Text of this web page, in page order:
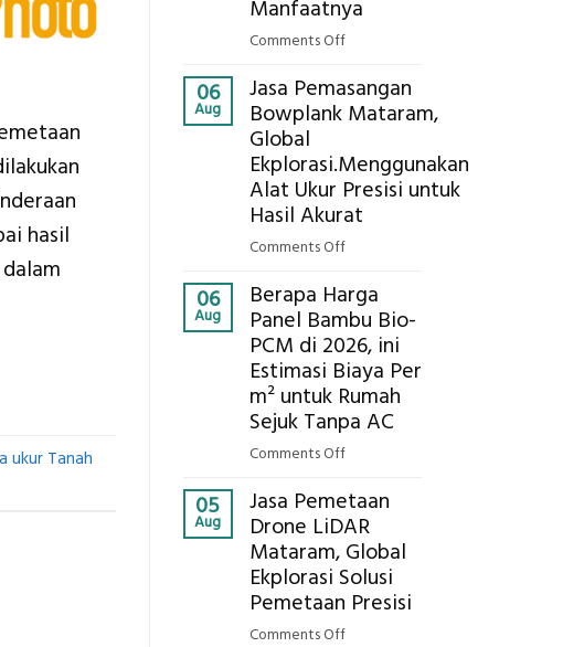
hasil
ukur Tanah
Pastikan
Manfaatnya
Comments Offon
Cooler
Berbasis
Pertanian,
ini
Komponen,
Manfaatnya
06
Aug
Jasa Pemasangan
Bowplank Mataram,
Global
Ekplorasi.Menggunakan
Alat Ukur Presisi untuk
Hasil Akurat
Comments Offon
Pemasangan
Bowplank
Mataram,
Global
Ekplorasi.Menggunakan
Alat
untuk
Hasil
Akurat
06
Aug
Berapa Harga
Panel Bambu Bio-
PCM di 2026, ini
Estimasi Biaya Per
m² untuk Rumah
Sejuk Tanpa AC
Comments Offon
Harga
Panel
Bambu
Bio-
PCM
05
Aug
Jasa Pemetaan
Drone LiDAR
Mataram, Global
Ekplorasi Solusi
Pemetaan Presisi
Comments Offon